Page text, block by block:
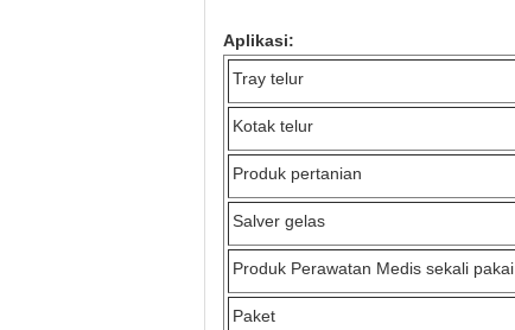
Aplikasi:
Tray telur
Kotak telur
Produk pertanian
Salver gelas
Produk Perawatan Medis sekali pakai
Paket